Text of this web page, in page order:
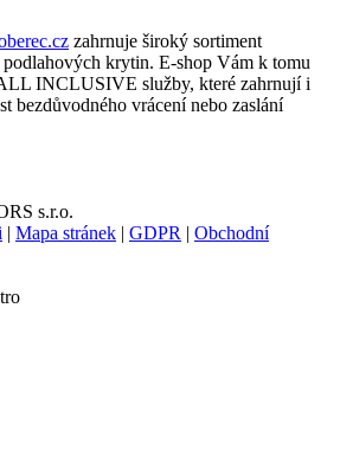
zahrnuje široký sortiment
krytin. E-shop Vám k tomu
INCLUSIVE služby, které zahrnují i
bezdůvodného vrácení nebo zaslání
s.r.o.
| Mapa stránek | GDPR | Obchodní